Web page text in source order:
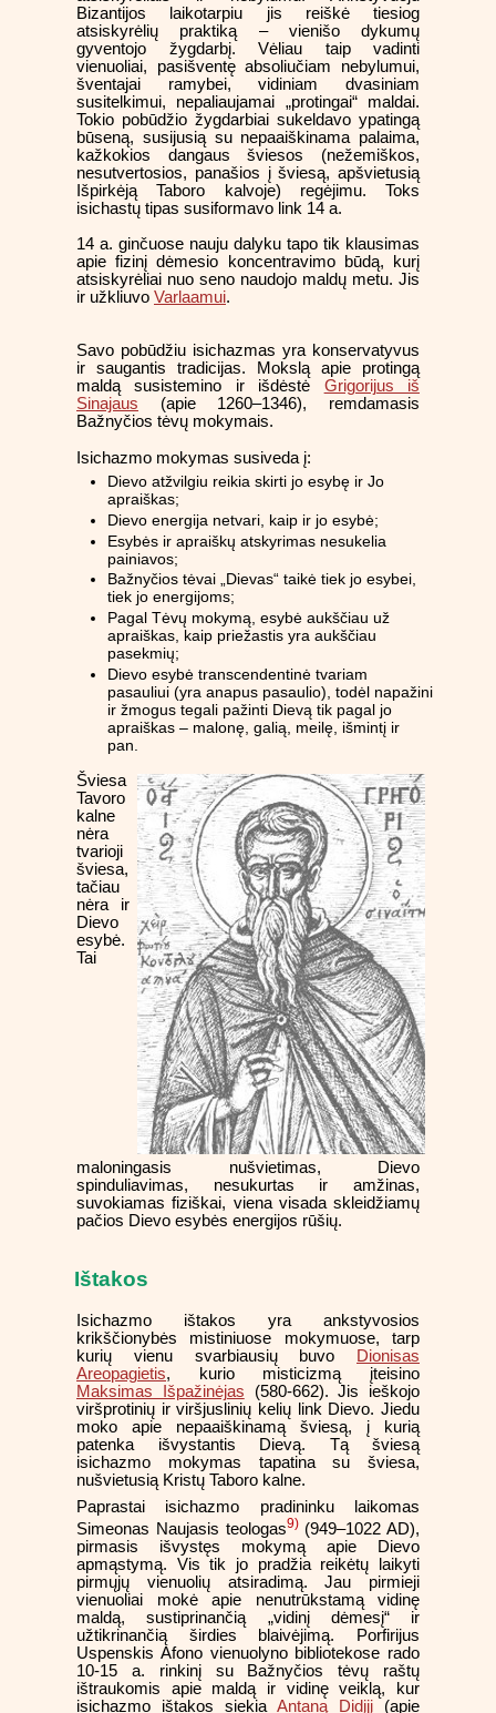
Bizantijos laikotarpiu jis reiškė tiesiog
atsiskyrėlių praktiką – vienišo dykumų
gyventojo žygdarbį. Vėliau taip vadinti
vienuoliai, pasišventę absoliučiam nebylumui,
šventajai ramybei, vidiniam dvasiniam
susitelkimui, nepaliaujamai „protingai“ maldai.
Tokio pobūdžio žygdarbiai sukeldavo ypatingą
būseną, susijusią su nepaaiškinama palaima,
kažkokios dangaus šviesos (nežemiškos,
nesutvertosios, panašios į šviesą, apšvietusią
Išpirkėją Taboro kalvoje) regėjimu. Toks
isichastų tipas susiformavo link 14 a.
14 a. ginčuose nauju dalyku tapo tik klausimas
apie fizinį dėmesio koncentravimo būdą, kurį
atsiskyrėliai nuo seno naudojo maldų metu. Jis
ir užkliuvo Varlaamui.
Savo pobūdžiu isichazmas yra konservatyvus
ir saugantis tradicijas. Mokslą apie protingą
maldą susistemino ir išdėstė Grigorijus iš
Sinajaus (apie 1260–1346), remdamasis
Bažnyčios tėvų mokymais.
Isichazmo mokymas susiveda į:
Dievo atžvilgiu reikia skirti jo esybę ir Jo
apraiškas;
Dievo energija netvari, kaip ir jo esybė;
Esybės ir apraiškų atskyrimas nesukelia
painiavos;
Bažnyčios tėvai „Dievas“ taikė tiek jo esybei,
tiek jo energijoms;
Pagal Tėvų mokymą, esybė aukščiau už
apraiškas, kaip priežastis yra aukščiau
pasekmių;
Dievo esybė transcendentinė tvariam
pasauliui (yra anapus pasaulio), todėl napažini
ir žmogus tegali pažinti Dievą tik pagal jo
apraiškas – malonę, galią, meilę, išmintį ir
pan.
Šviesa
Tavoro
kalne
nėra
tvarioji
šviesa,
tačiau
nėra ir
Dievo
esybė.
Tai
maloningasis nušvietimas, Dievo
spinduliavimas, nesukurtas ir amžinas,
suvokiamas fiziškai, viena visada skleidžiamų
pačios Dievo esybės energijos rūšių.
Ištakos
Isichazmo ištakos yra ankstyvosios
krikščionybės mistiniuose mokymuose, tarp
kurių vienu svarbiausių buvo
Dionisas
Areopagietis, kurio misticizmą įteisino
Maksimas Išpažinėjas (580-662). Jis ieškojo
viršprotinių ir viršjuslinių kelių link Dievo. Jiedu
moko apie nepaaiškinamą šviesą, į kurią
patenka išvystantis Dievą. Tą šviesą
isichazmo mokymas tapatina su šviesa,
nušvietusią Kristų Taboro kalne.
Paprastai isichazmo pradininku laikomas
Simeonas Naujasis teologas9)(949–1022 AD),
pirmasis išvystęs mokymą apie Dievo
apmąstymą. Vis tik jo pradžia reikėtų laikyti
pirmųjų vienuolių atsiradimą. Jau pirmieji
vienuoliai mokė apie nenutrūkstamą vidinę
maldą, sustiprinančią „vidinį dėmesį“ ir
užtikrinančią širdies blaivėjimą. Porfirijus
Uspenskis Afono vienuolyno bibliotekose rado
10-15 a. rinkinį su Bažnyčios tėvų raštų
ištraukomis apie maldą ir vidinę veiklą, kur
isichazmo ištakos siekia Antaną Didįjį (apie